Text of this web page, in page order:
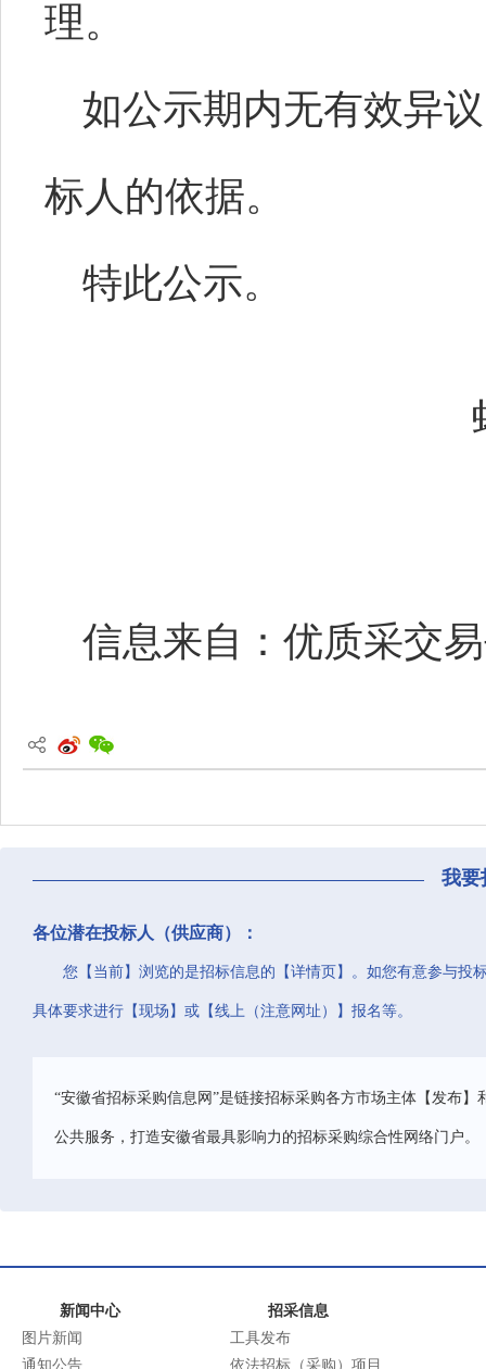
理。
如公示期内无有效异
标人的依据。
特此公示。
信息来自：优质采交
我要
各位潜在投标人（供应商）：
您【当前】浏览的是招标信息的【详情页】。如您有意参与投
具体要求进行【现场】或【线上（注意网址）】报名等。
“安徽省招标采购信息网”是链接招标采购各方市场主体【发布
公共服务，打造安徽省最具影响力的招标采购综合性网络门户。
新闻中心
图片新闻
通知公告
招采信息
工具发布
依法招标（采购）项目